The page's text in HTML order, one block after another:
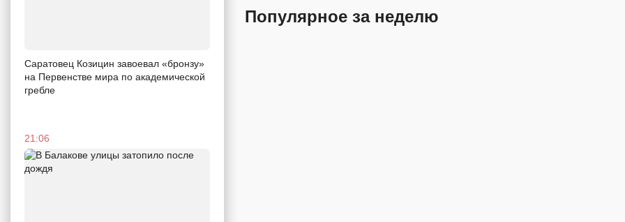
Саратовец Козицин завоевал «бронзу»
на Первенстве мира по академической
гребле
21:06
Популярное за неделю